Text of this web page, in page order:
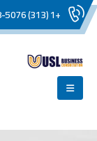
+1 (313) 888-5076